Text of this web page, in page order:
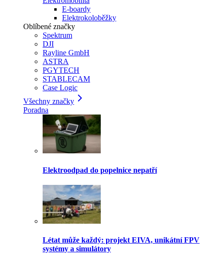
E-boardy
Elektrokoloběžky
Oblíbené značky
Spektrum
DJI
Rayline GmbH
ASTRA
PGYTECH
STABLECAM
Case Logic
Všechny značky
Poradna
Elektroodpad do popelnice nepatří
Létat může každý: projekt EIVA, unikátní FPV
systémy a simulátory